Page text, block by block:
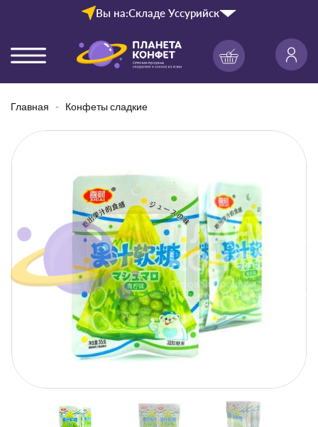
Вы на:Складе Уссурийск
Главная Конфеты сладкие